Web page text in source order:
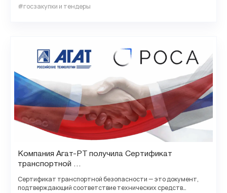
#госзакупки и тендеры
Компания Агат-РТ получила Сертификат
транспортной
Сертификат транспортной безопасности — это документ,
подтверждающий соответствие технических средств